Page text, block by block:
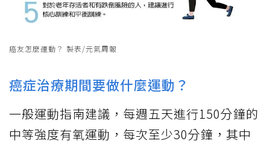
癌友怎麼運動？ 製表/元氣周報
癌症治療期間要做什麼運動？
一般運動指南建議，每週五天進行150分鐘的
中等強度有氧運動，每次至少30分鐘，其中